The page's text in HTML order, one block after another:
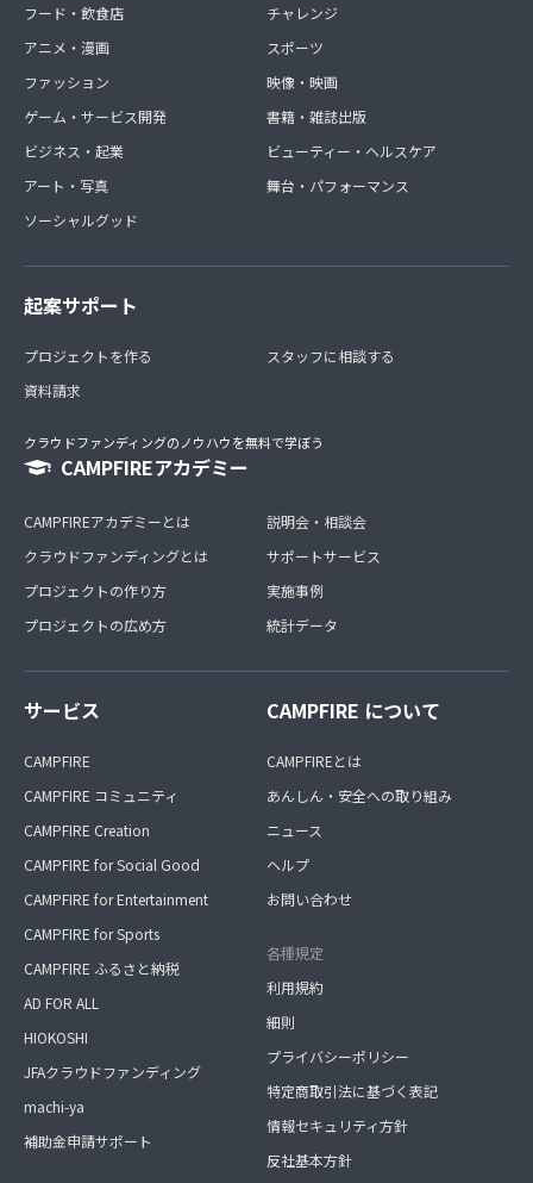
フード・飲食店
アニメ・漫画
ファッション
ゲーム・サービス開発
ビジネス・起業
アート・写真
ソーシャルグッド
チャレンジ
スポーツ
映像・映画
書籍・雑誌出版
ビューティー・ヘルスケア
舞台・パフォーマンス
起案サポート
プロジェクトを作る
資料請求
スタッフに相談する
クラウドファンディングのノウハウを無料で学ぼう
CAMPFIREアカデミー
CAMPFIREアカデミーとは
クラウドファンディングとは
プロジェクトの作り方
プロジェクトの広め方
説明会・相談会
サポートサービス
実施事例
統計データ
サービス
CAMPFIRE
CAMPFIRE コミュニティ
CAMPFIRE Creation
CAMPFIRE for Social Good
CAMPFIRE for Entertainment
CAMPFIRE for Sports
CAMPFIRE ふるさと納税
AD FOR ALL
HIOKOSHI
JFAクラウドファンディング
machi-ya
補助金申請サポート
CAMPFIRE について
CAMPFIREとは
あんしん・安全への取り組み
ニュース
ヘルプ
お問い合わせ
各種規定
利用規約
細則
プライバシーポリシー
特定商取引法に基づく表記
情報セキュリティ方針
反社基本方針